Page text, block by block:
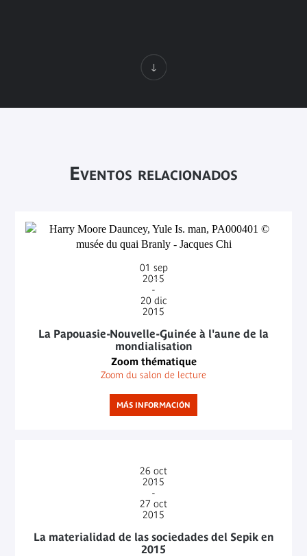
Eventos relacionados
01 sep
2015
-
20 dic
2015
La Papouasie-Nouvelle-Guinée à l'aune de la
mondialisation
Zoom thématique
Zoom du salon de lecture
MÁS INFORMACIÓN
26 oct
2015
-
27 oct
2015
La materialidad de las sociedades del Sepik en
2015